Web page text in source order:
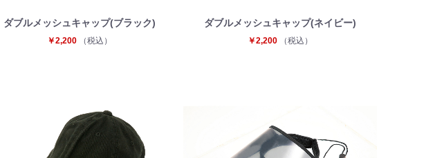
ダブルメッシュキャップ(ブラック)
￥2,200 （税込）
ダブルメッシュキャップ(ネイビー)
￥2,200 （税込）